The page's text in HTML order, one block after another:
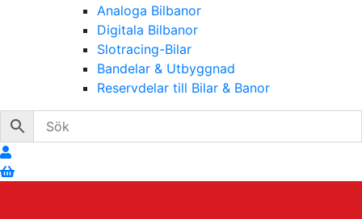
Analoga Bilbanor
Digitala Bilbanor
Slotracing-Bilar
Bandelar & Utbyggnad
Reservdelar till Bilar & Banor